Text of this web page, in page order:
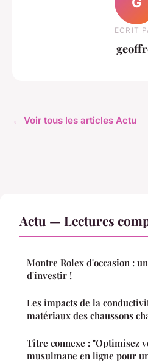
ECRIT
← Voir tous les articles Actu
Actu — Lectures
Montre Rolex d'occasion :
d'investir !
Les impacts de la
matériaux des chaussons
Titre connexe : "Optimisez
musulmane en ligne pour